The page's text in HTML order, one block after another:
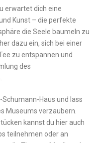
erwartet dich eine
Kunst – die perfekte⁢
die ‌Seele baumeln ⁣zu
⁢dazu ein,⁢ sich bei einer
zu​ entspannen und
des
Haus⁢ und lass
Museums verzaubern.
kannst du⁢ hier⁢ auch
teilnehmen oder an